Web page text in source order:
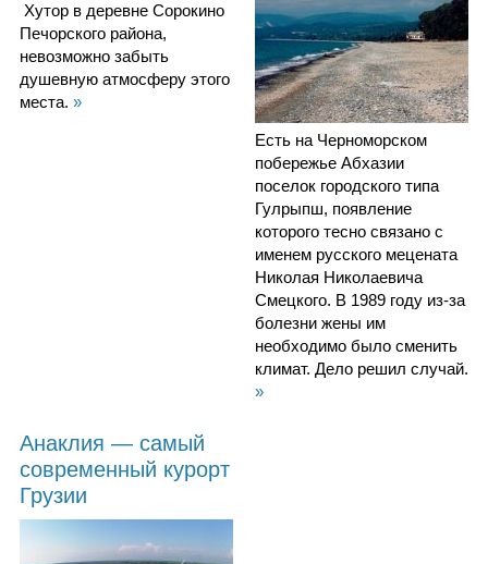
Хутор в деревне Сорокино
Печорского района,
невозможно забыть
душевную атмосферу этого
места. »
Есть на Черноморском
побережье Абхазии
поселок городского типа
Гулрыпш, появление
которого тесно связано с
именем русского мецената
Николая Николаевича
Смецкого. В 1989 году из-за
болезни жены им
необходимо было сменить
климат. Дело решил случай.
»
Анаклия — самый
современный курорт
Грузии